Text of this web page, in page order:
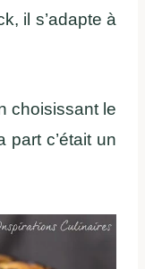
il s’adapte à
choisissant le
part c’était un